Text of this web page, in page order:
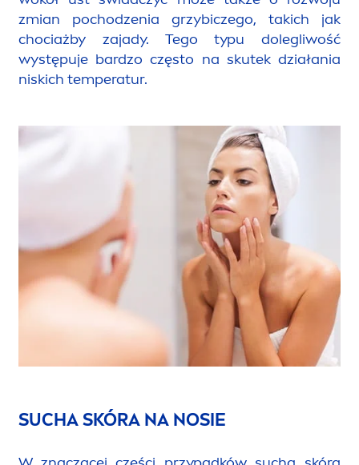
zmian pochodzenia grzybiczego, takich jak
chociażby zajady. Tego typu dolegliwość
występuje bardzo często na skutek działania
niskich temperatur.
SUCHA SKÓRA NA NOSIE